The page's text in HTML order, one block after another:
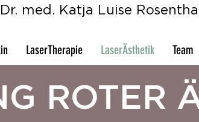
Dr. med. Katja Luise Rosenthal
LaserTherapie LaserÄsthetik Team
ROTER